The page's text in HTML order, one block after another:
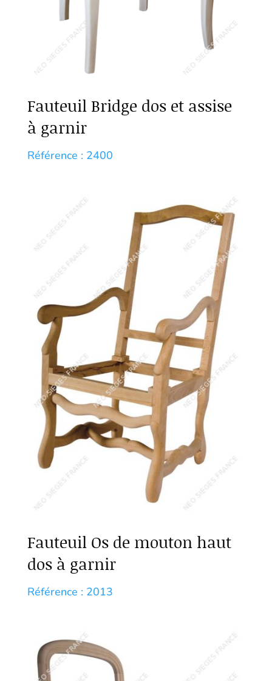
Fauteuil Bridge dos et assise
à garnir
Référence : 2400
Fauteuil Os de mouton haut
dos à garnir
Référence : 2013